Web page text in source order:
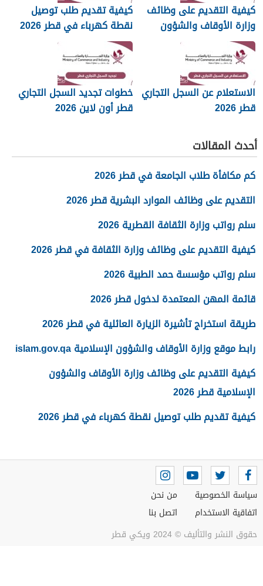
كيفية التقديم على وظائف
وزارة الأوقاف والشؤون
الإسلامية قطر 2026
كيفية تقديم طلب توصيل
نقطة كهرباء في قطر 2026
الاستعلام عن السجل التجاري
قطر 2026
خطوات تجديد السجل التجاري
قطر أون لاين 2026
أحدث المقالات
كم مكافأة طلاب الجامعة في قطر 2026
التقديم على وظائف الموارد البشرية قطر 2026
سلم رواتب وزارة الثقافة القطرية 2026
كيفية التقديم على وظائف وزارة الثقافة في قطر 2026
سلم رواتب مؤسسة حمد الطبية 2026
قائمة المهن المعتمدة لدخول قطر 2026
طريقة استخراج تأشيرة الزيارة العائلية في قطر 2026
رابط موقع وزارة الأوقاف والشؤون الإسلامية islam.gov.qa
كيفية التقديم على وظائف وزارة الأوقاف والشؤون
الإسلامية قطر 2026
كيفية تقديم طلب توصيل نقطة كهرباء في قطر 2026
سياسة الخصوصية
اتفاقية الاستخدام
من نحن
اتصل بنا
حقوق النشر والتأليف © 2024 ويكي قطر